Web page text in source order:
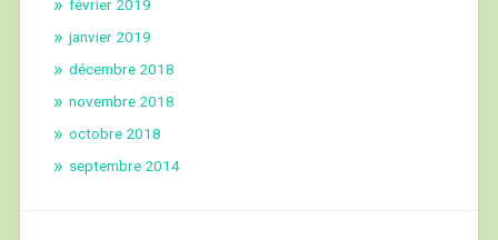
février 2019
janvier 2019
décembre 2018
novembre 2018
octobre 2018
septembre 2014